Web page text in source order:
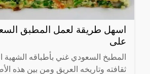
اسهل طريقة لعمل المطبق
على
المطبخ السعودي غني بأطباقه الشهية
ثقافته وتاريخه العريق ومن بين هذه